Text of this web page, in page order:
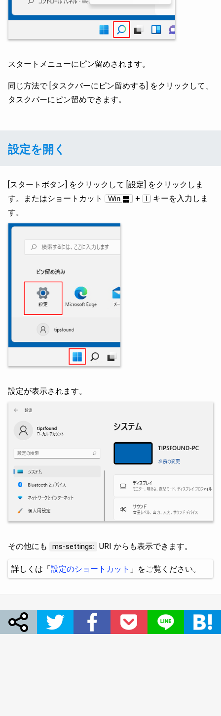
スタートメニューにピン留めされます。
同じ方法で [タスクバーにピン留めする] をクリックして、
タスクバーにピン留めできます。
設定を開く
[スタートボタン] をクリックして [設定] をクリックしま
す。またはショートカット
Win +
キーを入力しま
す。
設定が表示されます。
その他にも ms-settings: URI からも表示できます。
詳しくは「設定のショートカット 」をご覧ください。